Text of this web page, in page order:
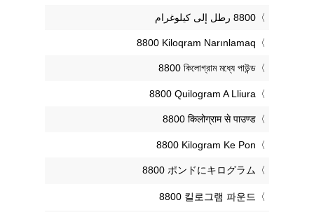
‎8800 Kiloqram Narınlamaq
‎8800 কিলোগ্রাম মধ্যে পাউন্ড
‎8800 Quilogram A Lliura
‎8800 किलोग्राम से पाउण्ड
‎8800 Kilogram Ke Pon
‎8800 ポンドにキログラム
‎8800 킬로그램 파운드